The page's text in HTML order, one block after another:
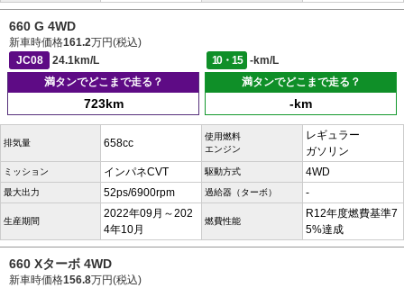
660 G 4WD
新車時価格161.2万円(税込)
JC08
24.1km/L 10・15
-km/L
満タンでどこまで走る？
723km
満タンでどこまで走る？
-km
排気量 658cc
使用燃料
エンジン
レギュラー
ガソリン
ミッション インパネCVT 駆動方式 4WD
最大出力 52ps/6900rpm 過給器（ターボ） -
生産期間
2022年09月～202
4年10月
燃費性能
R12年度燃費基準7
5%達成
660 Xターボ 4WD
新車時価格156.8万円(税込)